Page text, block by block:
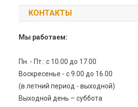
КОНТАКТЫ
Мы работаем:
Пн. - Пт.: с 10.00 до 17.00
Воскресенье - с 9.00 до 16.00
(в летний период - выходной)
Выходной день – суббота